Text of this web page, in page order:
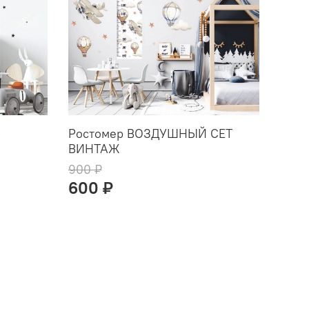
Ростомер ВОЗДУШНЫЙ СЕТ
ВИНТАЖ
900 ₽
600 ₽